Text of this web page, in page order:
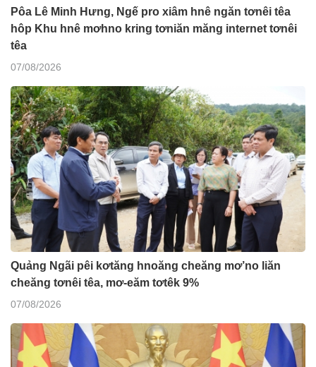
Pôa Lê Minh Hưng, Ngế pro xiâm hnê ngăn tơnêi têa
hôp Khu hnê mơhno kring tơniăn măng internet tơnêi
têa
07/08/2026
Quảng Ngãi pêi kơtăng hnoăng cheăng mơ’no liăn
cheăng tơnêi têa, mơ-eăm tơtêk 9%
07/08/2026